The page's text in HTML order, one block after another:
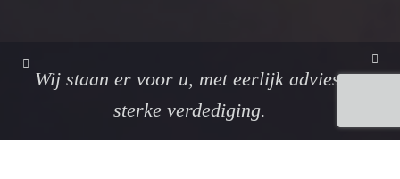
Wij staan er voor u, met eerlijk advies en
sterke verdediging.